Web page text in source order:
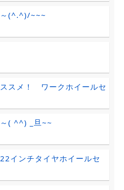
～(^.^)/~~~
スメ！ ワークホイールセ
( ^^) _旦~~
インチタイヤホイールセ